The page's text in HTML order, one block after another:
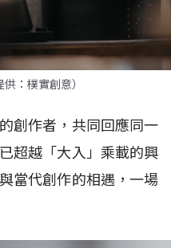
：樸實創意）
創作者，共同回應同一
超越「大入」乘載的興
當代創作的相遇，一場